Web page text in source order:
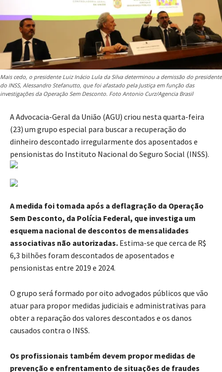
Mais cedo, o presidente Luiz Inácio Lula da Silva determinou a demissão do presidente
do INSS, Alessandro Stefanutto, que foi afastado pela Justiça em função das
investigações da Operação Sem Desconto. Foto Antonio Curz/Agencia Brasil
A Advocacia-Geral da União (AGU) criou nesta quarta-feira
(23) um grupo especial para buscar a recuperação do
dinheiro descontado irregularmente dos aposentados e
pensionistas do Instituto Nacional do Seguro Social (INSS).
A medida foi tomada após a deflagração da Operação
Sem Desconto, da Polícia Federal, que investiga um
esquema nacional de descontos de mensalidades
associativas não autorizadas. Estima-se que cerca de R$
6,3 bilhões foram descontados de aposentados e
pensionistas entre 2019 e 2024.
O grupo será formado por oito advogados públicos que vão
atuar para propor medidas judiciais e administrativas para
obter a reparação dos valores descontados e os danos
causados contra o INSS.
Os profissionais também devem propor medidas de
prevenção e enfrentamento de situações de fraudes